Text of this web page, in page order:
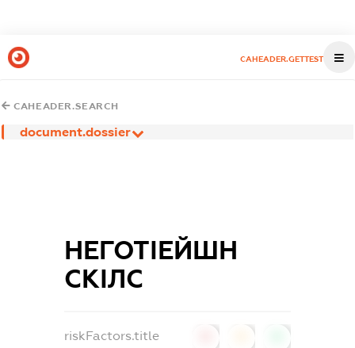
CAHEADER.GETTEST
CAHEADER.SEARCH
document.dossier
НЕГОТІЕЙШН
СКІЛС
riskFactors.title